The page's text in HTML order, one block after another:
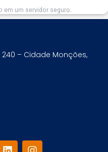
em um servidor seguro.
240 – Cidade Monções,